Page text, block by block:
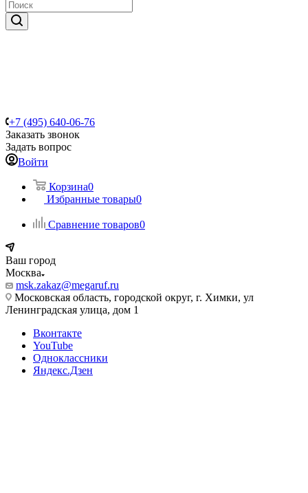
+7 (495) 640-06-76
Заказать звонок
Задать вопрос
Войти
Корзина0
Избранные товары0
Сравнение товаров0
Ваш город
Москва
msk.zakaz@megaruf.ru
Московская область, городской округ, г. Химки, ул
Ленинградская улица, дом 1
Вконтакте
YouTube
Одноклассники
Яндекс.Дзен